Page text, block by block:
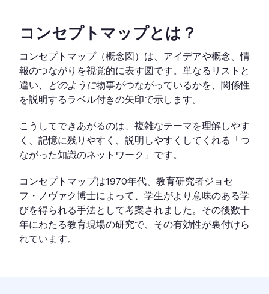
コンセプトマップとは？
コンセプトマップ（概念図）は、アイデアや概念、情
報のつながりを視覚的に表す図です。単なるリストと
違い、
どのように物事がつながっているかを、関係性
を説明するラベル付きの矢印で示します。
こうしてできあがるのは、複雑なテーマを理解しやす
く、記憶に残りやすく、説明しやすくしてくれる「つ
ながった知識のネットワーク」です。
コンセプトマップは1970年代、教育研究者ジョセ
フ・ノヴァク博士によって、学生がより意味のある学
びを得られる手法として考案されました。その後数十
年にわたる教育現場の研究で、その有効性が裏付けら
れています。